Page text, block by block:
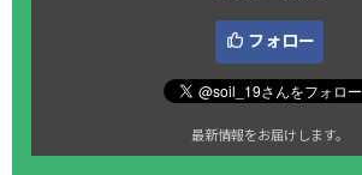
フォロー
最新情報をお届けします。